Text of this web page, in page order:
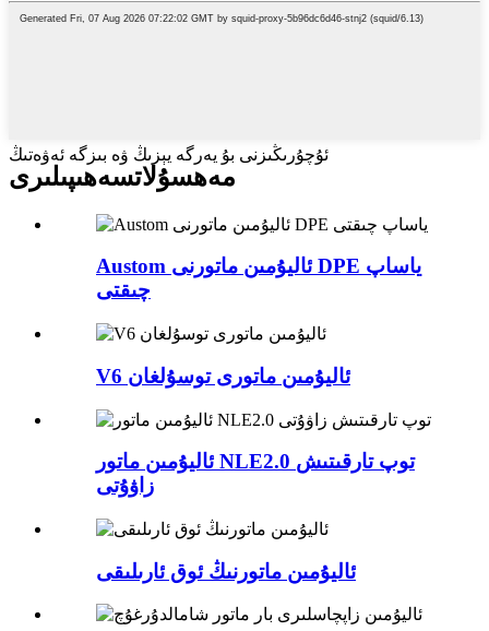
ئۇچۇرىڭىزنى بۇ يەرگە يېزىڭ ۋە بىزگە ئەۋەتىڭ
مەھسۇلاتسەھىپىلىرى
Austom ئاليۇمىن ماتورنى DPE ياساپ
چىقتى
V6 ئاليۇمىن ماتورى توسۇلغان
ئاليۇمىن ماتور NLE2.0 توپ تارقىتىش
زاۋۇتى
ئاليۇمىن ماتورنىڭ ئوق ئارىلىقى